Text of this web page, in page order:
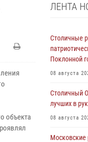
объекта
ЛЕНТА
Столичные
Поклонной
08 августа
Столичный
лучших в
08 августа
Московские